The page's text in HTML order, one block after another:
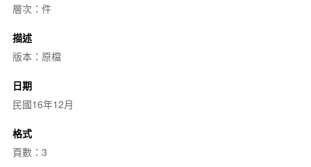
層次：件
描述
版本：原檔
日期
民國16年12月
格式
頁數：3